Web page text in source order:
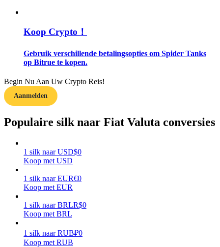
Handelsstrategieën
Verdienen
Koop Crypto！
Gebruik verschillende betalingsopties om Spider Tanks
op Bitrue te kopen.
Begin Nu Aan Uw Crypto Reis!
Aanmelden
Populaire silk naar Fiat Valuta conversies
1 silk naar USD$0
Koop met USD
1 silk naar EUR€0
Koop met EUR
1 silk naar BRLR$0
Koop met BRL
1 silk naar RUB₽0
Koop met RUB